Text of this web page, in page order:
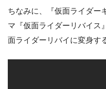
ちなみに、『仮面ライダー
マ『仮面ライダーリバイス
面ライダーリバイに変身す